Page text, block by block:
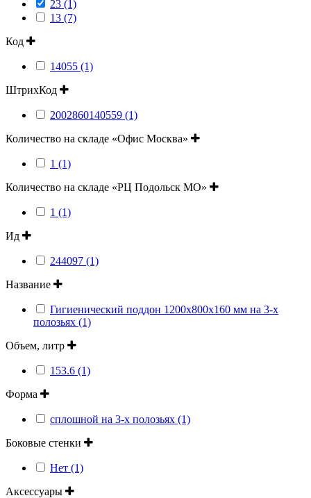
23 (1)
13 (7)
Код
14055 (1)
ШтрихКод
2002860140559 (1)
Количество на складе «Офис Москва»
1 (1)
Количество на складе «РЦ Подольск МО»
1 (1)
Ид
244097 (1)
Название
Гигиенический поддон 1200х800х160 мм на 3-х
полозьях (1)
Объем, литр
153.6 (1)
Форма
сплошной на 3-х полозьях (1)
Боковые стенки
Нет (1)
Аксессуары